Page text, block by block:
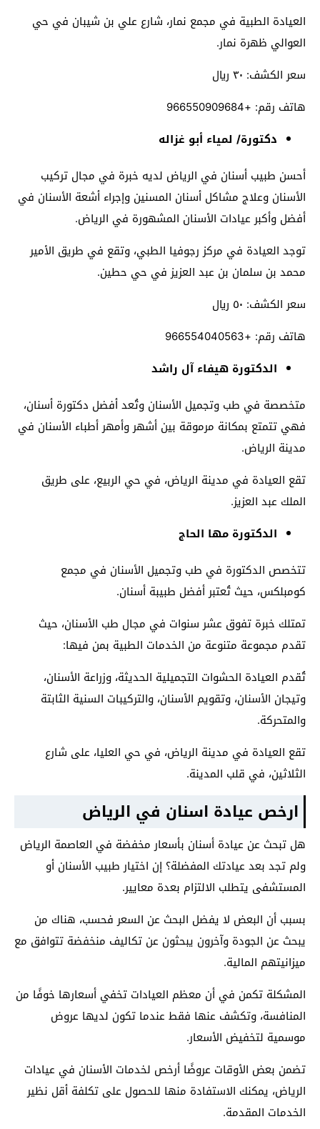
العيادة الطبية في مجمع نمار، شارع علي بن شيبان في حي
العوالي ظهرة نمار.
سعر الكشف: ٣٠ ريال
هاتف رقم: +966550909684
دكتورة/ لمياء أبو غزاله
أحسن طبيب أسنان في الرياض لديه خبرة في مجال تركيب
الأسنان وعلاج مشاكل أسنان المسنين وإجراء أشعة الأسنان في
أفضل وأكبر عيادات الأسنان المشهورة في الرياض.
توجد العيادة في مركز رجوفيا الطبي، وتقع في طريق الأمير
محمد بن سلمان بن عبد العزيز في حي حطين.
سعر الكشف: ٥٠ ريال
هاتف رقم: +966554040563
الدكتورة هيفاء آل راشد
متخصصة في طب وتجميل الأسنان وتُعد أفضل دكتورة أسنان،
فهي تتمتع بمكانة مرموقة بين أشهر وأمهر أطباء الأسنان في
مدينة الرياض.
تقع العيادة في مدينة الرياض، في حي الربيع، على طريق
الملك عبد العزيز.
الدكتورة مها الحاج
تتخصص الدكتورة في طب وتجميل الأسنان في مجمع
كومبلكس، حيث تُعتبر أفضل طبيبة أسنان.
تمتلك خبرة تفوق عشر سنوات في مجال طب الأسنان، حيث
تقدم مجموعة متنوعة من الخدمات الطبية بمن فيها:
تُقدم العيادة الحشوات التجميلية الحديثة، وزراعة الأسنان،
وتيجان الأسنان، وتقويم الأسنان، والتركيبات السنية الثابتة
والمتحركة.
تقع العيادة في مدينة الرياض، في حي العليا، على شارع
الثلاثين، في قلب المدينة.
ارخص عيادة اسنان في الرياض
هل تبحث عن عيادة أسنان بأسعار مخفضة في العاصمة الرياض
ولم تجد بعد عيادتك المفضلة؟ إن اختيار طبيب الأسنان أو
المستشفى يتطلب الالتزام بعدة معايير.
بسبب أن البعض لا يفضل البحث عن السعر فحسب، هناك من
يبحث عن الجودة وآخرون يبحثون عن تكاليف منخفضة تتوافق مع
ميزانيتهم المالية.
المشكلة تكمن في أن معظم العيادات تخفي أسعارها خوفًا من
المنافسة، وتكشف عنها فقط عندما تكون لديها عروض
موسمية لتخفيض الأسعار.
تضمن بعض الأوقات عروضًا أرخص لخدمات الأسنان في عيادات
الرياض، يمكنك الاستفادة منها للحصول على تكلفة أقل نظير
الخدمات المقدمة.